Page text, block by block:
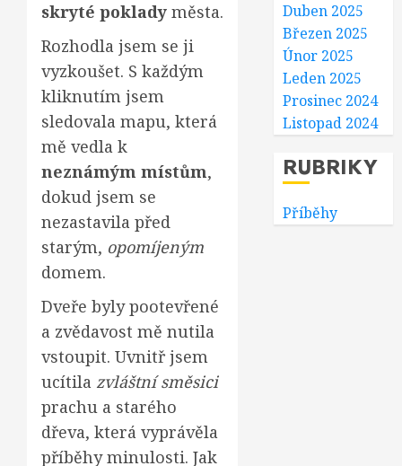
skryté poklady města.
Rozhodla jsem se ji
vyzkoušet. S každým
kliknutím jsem
sledovala mapu, která
mě vedla k
neznámým místům,
dokud jsem se
nezastavila před
starým, opomíjeným
domem.
Dveře byly pootevřené
a zvědavost mě nutila
vstoupit. Uvnitř jsem
ucítila zvláštní směsici
prachu a starého
dřeva, která vyprávěla
příběhy minulosti. Jak
Duben 2025
Březen 2025
Únor 2025
Leden 2025
Prosinec 2024
Listopad 2024
RUBRIKY
Příběhy